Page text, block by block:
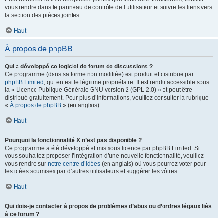
vous rendre dans le panneau de contrôle de l’utilisateur et suivre les liens vers
la section des pièces jointes.
Haut
À propos de phpBB
Qui a développé ce logiciel de forum de discussions ?
Ce programme (dans sa forme non modifiée) est produit et distribué par
phpBB Limited , qui en est le légitime propriétaire. Il est rendu accessible sous
la « Licence Publique Générale GNU version 2 (GPL-2.0) » et peut être
distribué gratuitement. Pour plus d’informations, veuillez consulter la rubrique
« À propos de phpBB » (en anglais).
Haut
Pourquoi la fonctionnalité X n’est pas disponible ?
Ce programme a été développé et mis sous licence par phpBB Limited. Si
vous souhaitez proposer l’intégration d’une nouvelle fonctionnalité, veuillez
vous rendre sur notre centre d’idées (en anglais) où vous pourrez voter pour
les idées soumises par d’autres utilisateurs et suggérer les vôtres.
Haut
Qui dois-je contacter à propos de problèmes d’abus ou d’ordres légaux liés
à ce forum ?